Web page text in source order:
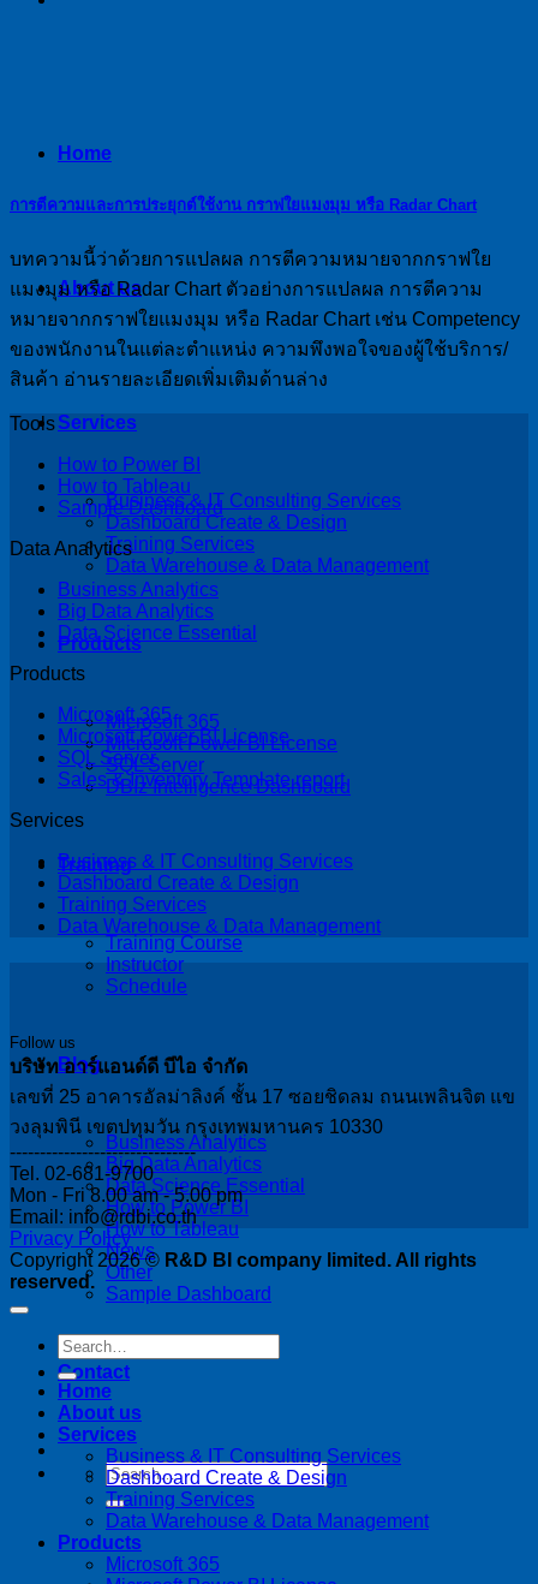
Home
About us
Services
Business & IT Consulting Services
Dashboard Create & Design
Training Services
Data Warehouse & Data Management
Products
Microsoft 365
Microsoft Power BI License
SQL Server
DBIz Intelligence Dashboard
Training
Training Course
Instructor
Schedule
Blog
Business Analytics
Big Data Analytics
Data Science Essential
How to Power BI
How to Tableau
News
Other
Sample Dashboard
Contact
การตีความและการประยุกต์ใช้งาน กราฟใยแมงมุม หรือ Radar Chart
บทความนี้ว่าด้วยการแปลผล การตีความหมายจากกราฟใย
แมงมุม หรือ Radar Chart ตัวอย่างการแปลผล การตีความ
หมายจากกราฟใยแมงมุม หรือ Radar Chart เช่น Competency
ของพนักงานในแต่ละตำแหน่ง ความพึงพอใจของผู้ใช้บริการ/
สินค้า อ่านรายละเอียดเพิ่มเติมด้านล่าง
Tools
How to Power BI
How to Tableau
Sample Dashboard
Data Analytics
Business Analytics
Big Data Analytics
Data Science Essential
Products
Microsoft 365
Microsoft Power BI License
SQL Server
Sales & Inventory Template report
Services
Business & IT Consulting Services
Dashboard Create & Design
Training Services
Data Warehouse & Data Management
Follow us
บริษัท อาร์แอนด์ดี บีไอ จำกัด
เลขที่ 25 อาคารอัลม่าลิงค์ ชั้น 17 ซอยชิดลม ถนนเพลินจิต แข
วงลุมพินี เขตปทุมวัน กรุงเทพมหานคร 10330
-------------------------------
Tel. 02-681-9700
Mon - Fri 8.00 am - 5.00 pm
Email: info@rdbi.co.th
Privacy Policy
Copyright 2026 © R&D BI company limited. All rights
reserved.
Home
About us
Services
Business & IT Consulting Services
Dashboard Create & Design
Training Services
Data Warehouse & Data Management
Products
Microsoft 365